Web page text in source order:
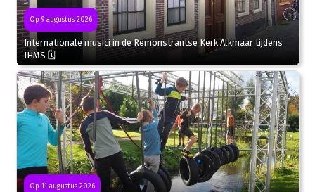
Op 9 augustus 2026
Internationale musici in de Remonstrantse Kerk Alkmaar tijdens
IHMS 🗓
Op 11 augustus 2026